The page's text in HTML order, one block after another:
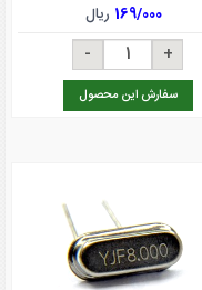
169/000 ریال
سفارش این محصول